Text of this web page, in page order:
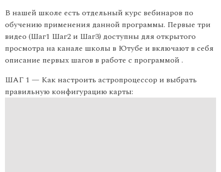
В нашей школе есть отдельный курс вебинаров по
обучению применения данной программы. Первые три
видео (Шаг1 Шаг2 и Шаг3) доступны для открытого
просмотра на канале школы в Ютубе и включают в себя
описание первых шагов в работе с программой .
ШАГ 1 — Как настроить астропроцессор и выбрать
правильную конфигурацию карты: